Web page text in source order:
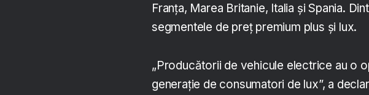
Franța, Marea Britanie, Italia și Spania.
segmentele de preț premium plus și lux.
„Producătorii de vehicule electrice au o
generație de consumatori de lux”, a